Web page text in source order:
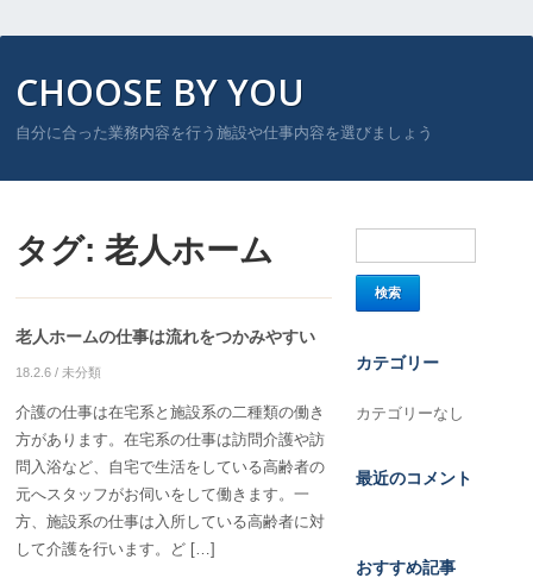
CHOOSE BY YOU
自分に合った業務内容を行う施設や仕事内容を選びましょう
タグ:老人ホーム
老人ホームの仕事は流れをつかみやすい
18.2.6 / 未分類
介護の仕事は在宅系と施設系の二種類の働き
方があります。在宅系の仕事は訪問介護や訪
問入浴など、自宅で生活をしている高齢者の
元へスタッフがお伺いをして働きます。一
方、施設系の仕事は入所している高齢者に対
して介護を行います。ど […]
カテゴリー
カテゴリーなし
最近のコメント
おすすめ記事